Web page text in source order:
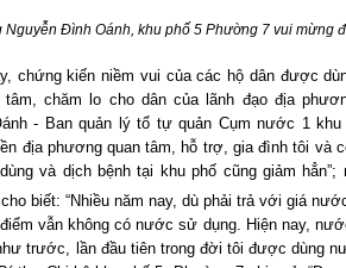
Nguyễn Đình Oánh, khu phố 5 Phường 7 vui mừng
, chứng kiến niềm vui của các hộ dân được
chăm lo cho dân của lãnh đạo địa
- Ban quản lý tổ tự quản Cụm nước 1
địa phương quan tâm, hỗ trợ, gia đình tôi và
và dịch bệnh tại khu phố cũng giảm
biết: “Nhiều năm nay, dù phải trả với giá
vẫn không có nước sử dụng. Hiện nay,
trước, lần đầu tiên trong đời tôi được dùng